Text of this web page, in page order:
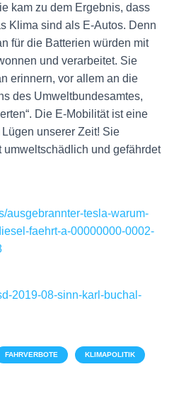
kam zu dem Ergebnis, dass
Klima sind als E-Autos. Denn
für die Batterien würden mit
und verarbeitet. Sie
erinnern, vor allem an die
des Umweltbundesamtes,
Die E-Mobilität ist eine
unserer Zeit! Sie
umweltschädlich und gefährdet
ausgebrannter-tesla-warum-
faehrt-a-00000000-0002-
2019-08-sinn-karl-buchal-
FAHRVERBOTE KLIMAPOLITIK